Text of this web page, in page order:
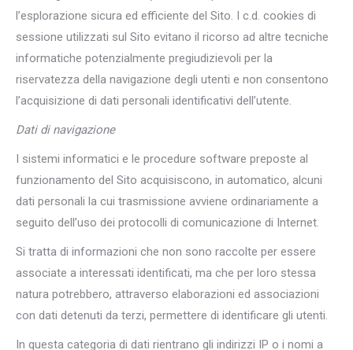
l’esplorazione sicura ed efficiente del Sito. I c.d. cookies di
sessione utilizzati sul Sito evitano il ricorso ad altre tecniche
informatiche potenzialmente pregiudizievoli per la
riservatezza della navigazione degli utenti e non consentono
l’acquisizione di dati personali identificativi dell’utente.
Dati di navigazione
I sistemi informatici e le procedure software preposte al
funzionamento del Sito acquisiscono, in automatico, alcuni
dati personali la cui trasmissione avviene ordinariamente a
seguito dell’uso dei protocolli di comunicazione di Internet.
Si tratta di informazioni che non sono raccolte per essere
associate a interessati identificati, ma che per loro stessa
natura potrebbero, attraverso elaborazioni ed associazioni
con dati detenuti da terzi, permettere di identificare gli utenti.
In questa categoria di dati rientrano gli indirizzi IP o i nomi a